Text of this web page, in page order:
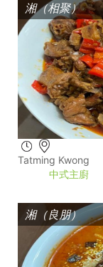
湘（相聚）
Tatming Kwong
中式主廚
湘（良朋）